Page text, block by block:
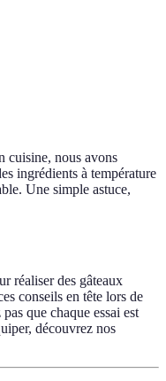
cuisine, nous avons
ingrédients à température
Une simple astuce,
réaliser des gâteaux
conseils en tête lors de
que chaque essai est
découvrez nos